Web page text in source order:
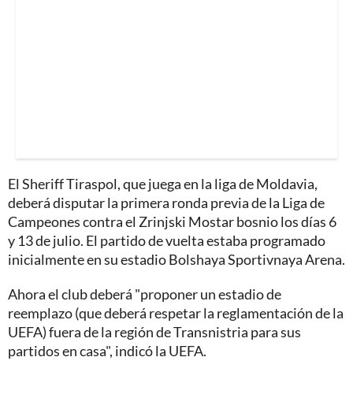
El Sheriff Tiraspol, que juega en la liga de Moldavia,
deberá disputar la primera ronda previa de la Liga de
Campeones contra el Zrinjski Mostar bosnio los días 6
y 13 de julio. El partido de vuelta estaba programado
inicialmente en su estadio Bolshaya Sportivnaya Arena.
Ahora el club deberá "proponer un estadio de
reemplazo (que deberá respetar la reglamentación de la
UEFA) fuera de la región de Transnistria para sus
partidos en casa", indicó la UEFA.